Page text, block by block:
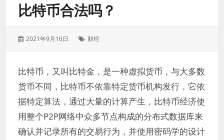
比特币合法吗？
发
2021年9月16日
标
财经
比特币，又叫比特金，是一种虚拟货币，与大多数
货币不同，比特币不依靠特定货币机构发行，它依
据特定算法，通过大量的计算产生，比特币经济使
用整个P2P网络中众多节点构成的分布式数据库来
确认并记录所有的交易行为，并使用密码学的设计